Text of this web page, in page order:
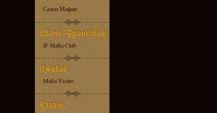
Салон Мафии
IF Mafia Club
Mafia Vicino